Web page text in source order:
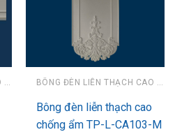
BÔNG ĐÈN LIỄN THẠCH CAO CHỐNG ẨM BÔNG ĐÈN LIỄN THẠCH CAO CHỐNG ẨM
Bông đèn liễn thạch cao
chống ẩm TP-L-CA103-M